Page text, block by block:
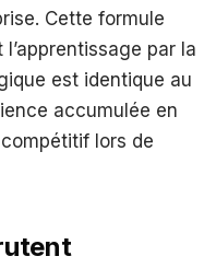
Cette formule
par la
est identique au
accumulée en
lors de